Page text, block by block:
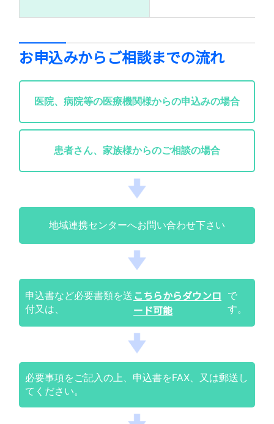
お申込みからご相談までの流れ
医院、病院等の医療機関様からの申込みの場合
患者さん、家族様からのご相談の場合
地域連携センターへお問い合わせ下さい
申込書など必要書類を送
付又は、
こちらからダウンロ
ード可能
で
す。
必要事項をご記入の上、申込書をFAX、又は郵送し
てください。